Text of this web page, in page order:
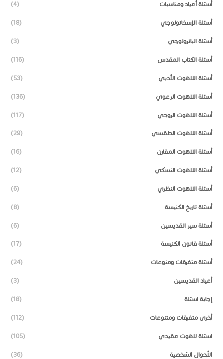
أسئلة أعياد ومناسبات (4)
أسئلة الإسخاتولوجي (18)
أسئلة الباترولوجي (3)
أسئلة الكتاب المقدس (116)
أسئلة اللاهوت الأدبي (53)
أسئلة اللاهوت الرعوي (136)
أسئلة اللاهوت الروحي (117)
أسئلة اللاهوت الطقسي (29)
أسئلة اللاهوت المقارن (16)
أسئلة اللاهوت النسكي (12)
أسئلة اللاهوت النظري (6)
أسئلة تاريخ الكنيسة (8)
أسئلة سير القديسين (6)
أسئلة قانون الكنيسة (17)
أسئلة متفرقات ومنوعات (24)
أعياد القديسين (3)
إجابة اسئلة (18)
أخرى متفرقات ومتنوعات (112)
اسئلة لاهوت عقيدي (105)
الأحوال الشخصية (36)